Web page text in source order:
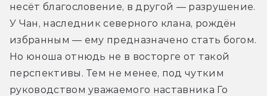
несёт благословение, в другой — разрушение.
У Чан, наследник северного клана, рождён
избранным — ему предназначено стать богом.
Но юноша отнюдь не в восторге от такой
перспективы. Тем не менее, под чутким
руководством уважаемого наставника Го